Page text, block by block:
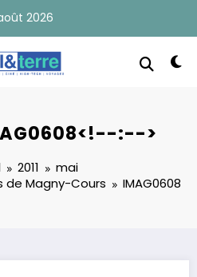
2026
:-->
2011
mai
de Magny-Cours
IMAG0608